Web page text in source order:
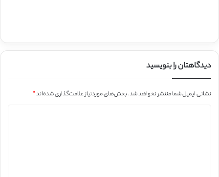
دیدگاهتان را بنویسید
نشانی ایمیل شما منتشر نخواهد شد.بخش‌های موردنیاز علامت‌گذاری شده‌اند*